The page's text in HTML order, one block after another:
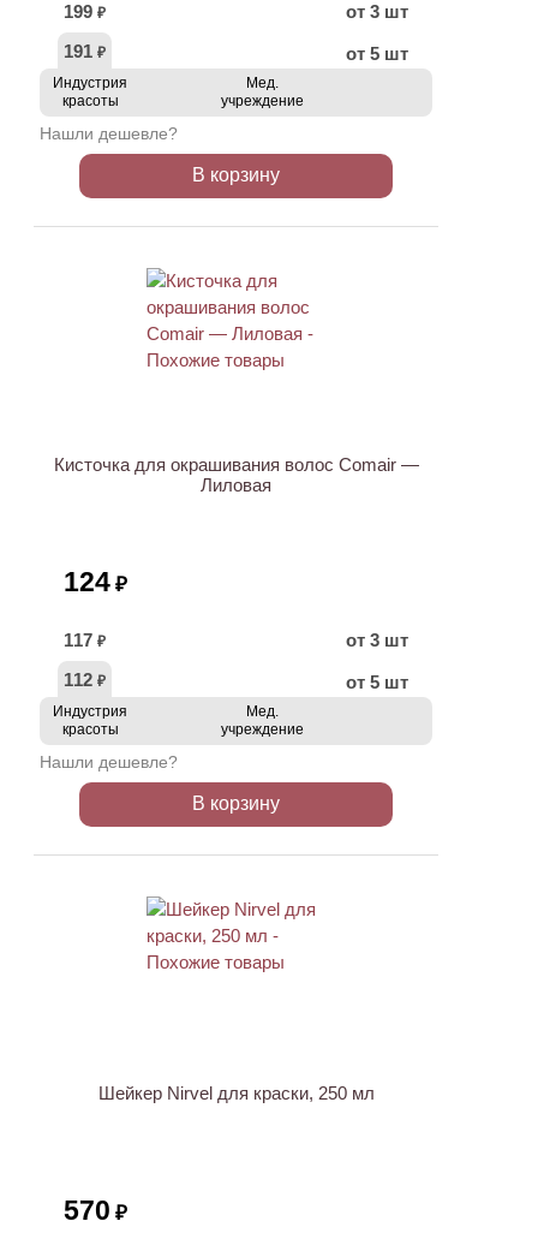
199 ₽
от 3 шт
191 ₽ от 5 шт
Индустрия
красоты
Мед.
учреждение
Нашли дешевле?
В корзину
Кисточка для окрашивания волос Comair —
Лиловая
124 ₽
117 ₽
от 3 шт
112 ₽ от 5 шт
Индустрия
красоты
Мед.
учреждение
Нашли дешевле?
В корзину
Шейкер Nirvel для краски, 250 мл
570 ₽